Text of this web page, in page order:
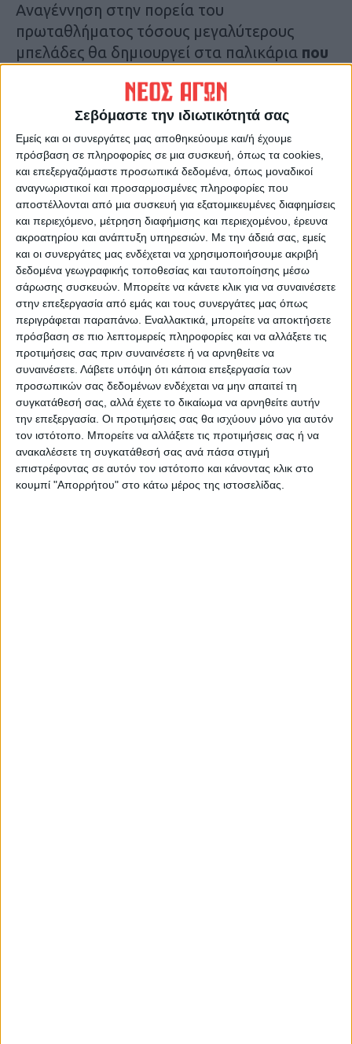
Σεβόμαστε την ιδιωτικότητά σας
Εμείς και οι συνεργάτες μας αποθηκεύουμε και/ή έχουμε
πρόσβαση σε πληροφορίες σε μια συσκευή, όπως τα cookies,
και επεξεργαζόμαστε προσωπικά δεδομένα, όπως μοναδικοί
αναγνωριστικοί και προσαρμοσμένες πληροφορίες που
αποστέλλονται από μια συσκευή για εξατομικευμένες διαφημίσεις
και περιεχόμενο, μέτρηση διαφήμισης και περιεχομένου, έρευνα
ακροατηρίου και ανάπτυξη υπηρεσιών. Με την άδειά σας, εμείς
και οι συνεργάτες μας ενδέχεται να χρησιμοποιήσουμε ακριβή
δεδομένα γεωγραφικής τοποθεσίας και ταυτοποίησης μέσω
σάρωσης συσκευών. Μπορείτε να κάνετε κλικ για να συναινέσετε
στην επεξεργασία από εμάς και τους συνεργάτες μας όπως
περιγράφεται παραπάνω. Εναλλακτικά, μπορείτε να αποκτήσετε
πρόσβαση σε πιο λεπτομερείς πληροφορίες και να αλλάξετε τις
προτιμήσεις σας πριν συναινέσετε ή να αρνηθείτε να
συναινέσετε. Λάβετε υπόψη ότι κάποια επεξεργασία των
προσωπικών σας δεδομένων ενδέχεται να μην απαιτεί τη
συγκατάθεσή σας, αλλά έχετε το δικαίωμα να αρνηθείτε αυτήν
την επεξεργασία. Οι προτιμήσεις σας θα ισχύουν μόνο για αυτόν
τον ιστότοπο. Μπορείτε να αλλάξετε τις προτιμήσεις σας ή να
ανακαλέσετε τη συγκατάθεσή σας ανά πάσα στιγμή
επιστρέφοντας σε αυτόν τον ιστότοπο και κάνοντας κλικ στο
κουμπί "Απορρήτου" στο κάτω μέρος της ιστοσελίδας.
Αναγέννηση στην πορεία του
πρωταθλήματος τόσους μεγαλύτερους
μπελάδες θα δημιουργεί στα παλικάρια που
ποιον θα βάλουν τρικλοποδιές
θα είναι στο γήπεδο, τόσο μεγαλύτερα θα
είναι τα… “ξεβρακώματα”!!!
Βλέπετε έχουμε εισέλθει για τα καλά στην
εποχή της… εξυγίανσης! Αυτά που γινόταν
παλιά έχουν τελειώσει! Τώρα εφαρμόζονται
οι νόμοι, οι κανονισμοί και η αξιοκρατία
είναι το σήμα κατατεθέν! Πάνε αυτά που
ήξεραν κάποιοι! Πνέει καινούργιος αέρας,
καθαρός!!!
Όλες οι δυνάμεις συστρατεύονται για να
φέρουν αυτόν που αξίζει και πληροί τις
προδιαγραφές για το κορυφαίο
πρωτάθλημα της χώρας!
Είναι δυνατόν η Αναγέννηση της…
παραμεθορίου να θέλει να βγει έναντι του
τεράστιου αυτού ποδοσφαιρικού κλαμπ που